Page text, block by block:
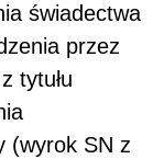
świadectwa
przez
tytułu
(wyrok SN z